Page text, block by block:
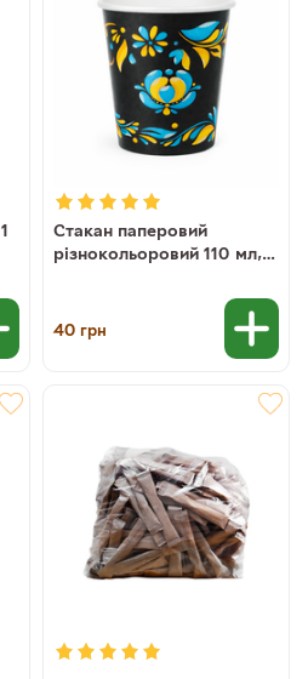
Стакан паперовий
різнокольоровий 110 мл,
40 грн